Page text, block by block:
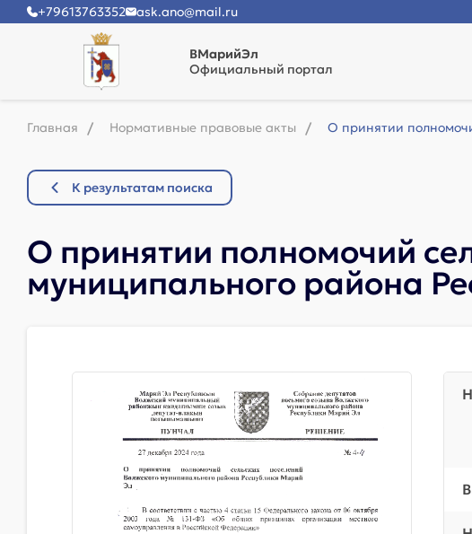
+79613763352 ask.ano@mail.ru
ВМарийЭл
Официальный портал
Главная Нормативные правовые акты О принятии
К результатам поиска
О принятии полномочий
муниципального района